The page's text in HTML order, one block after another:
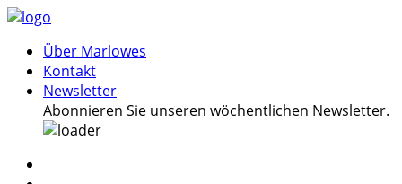
Über Marlowes
Kontakt
Newsletter
Abonnieren Sie unseren wöchentlichen Newsletter.